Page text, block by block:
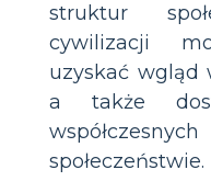
struktur
cywilizacji
uzyskać wgląd
a także
społeczeństwie.